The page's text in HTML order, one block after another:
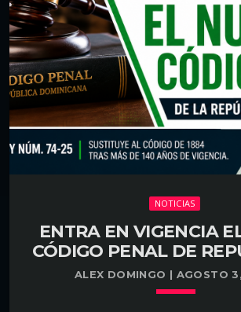
durante la madrugada del lunes en el
Higüey y arrestaron al presunto
hecho, identificado como Starling
Peguero, quien fue puesto a
Ministerio Público para los fines
correspondientes. […]
NOTICIAS
ENTRA EN VIGENCIA
CÓDIGO PENAL DE
ALEX DOMINGO | AGOSTO